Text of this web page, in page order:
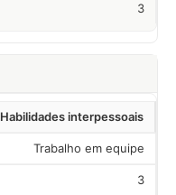
3
Habilidades interpessoais
Trabalho em equipe
3